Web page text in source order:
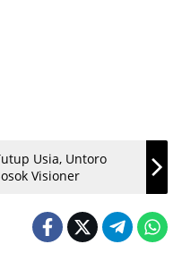
Usia, Untoro
Visioner